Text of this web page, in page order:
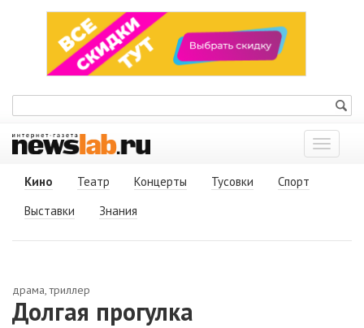
Показать
меню
Кино
Театр Концерты Тусовки
Спорт
Выставки
Знания
драма, триллер
Долгая прогулка